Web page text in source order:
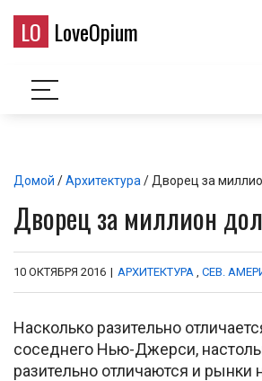
LO LoveOpium
Домой /Архитектура / Дворец за
Дворец за миллион
10 ОКТЯБРЯ 2016 | АРХИТЕКТУРА , СЕВ.
Насколько разительно
соседнего Нью-Джерси,
разительно отличаются и